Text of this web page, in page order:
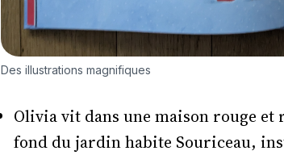
Des illustrations magnifiques
Olivia vit dans une maison rouge et
fond du jardin habite Souriceau,